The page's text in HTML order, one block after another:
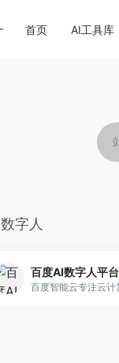
首页 AI工具库
数字人
百度AI数字人平台